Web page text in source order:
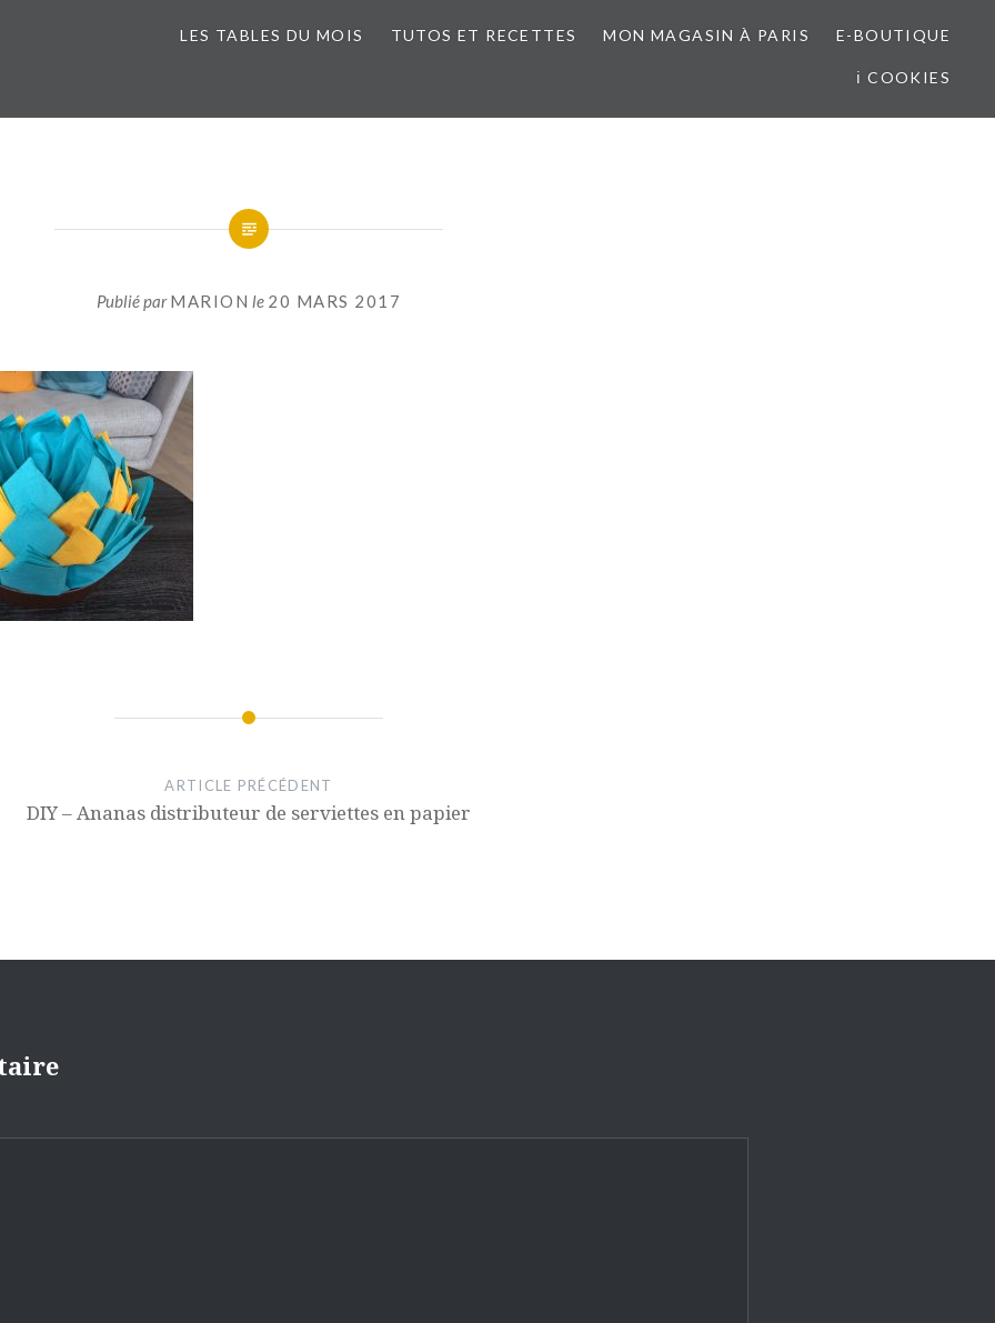
LES TABLES DU MOIS TUTOS ET RECETTES MON MAGASIN À PARIS E-BOUTIQUE
ℹ COOKIES
Publié parMARION le 20 MARS 2017
ARTICLE PRÉCÉDENT
DIY – Ananas distributeur de serviettes en papier